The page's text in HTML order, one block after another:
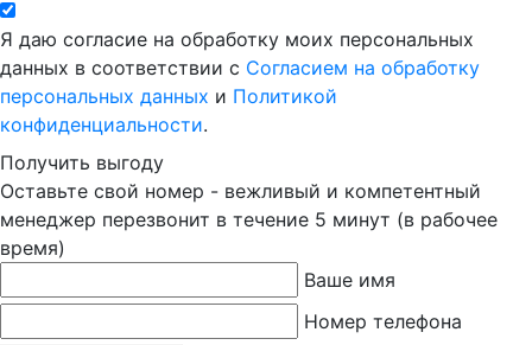
Я даю согласие на обработку моих персональных
данных в соответствии с Согласием на обработку
персональных данных и Политикой
конфиденциальности.
Получить выгоду
Оставьте свой номер - вежливый и компетентный
менеджер перезвонит в течение 5 минут (в рабочее
время)
Ваше имя
Номер телефона